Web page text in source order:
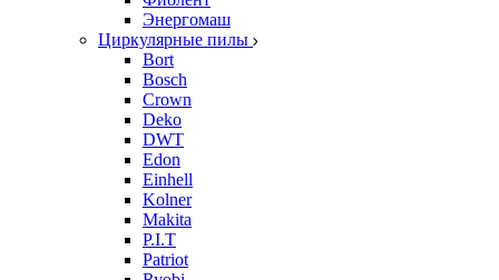
Энергомаш
Циркулярные пилы
Bort
Bosch
Crown
Deko
DWT
Edon
Einhell
Kolner
Makita
P.I.T
Patriot